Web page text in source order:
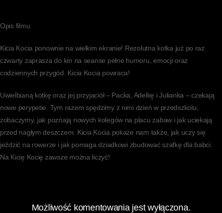
Opis filmu
Kicia Kocia ponownie na wielkim ekranie! Rezolutna kotka już po raz
czwarty zaprasza do kin na seanse pełne humoru, emocji oraz
codziennych przygód. Kicia Kocia powraca!
Uwielbianą kotkę oraz jej przyjaciół – Packa, Adelkę i Julianka – czekają
nowe perypetie. Tym razem spędzimy z nimi dzień w przedszkolu,
zobaczymy, jak poznają nowych kolegów na placu zabaw i jak uciekają
przed nagłym deszczem. Kicia Kocia pokaże nam także, jak uczy się
jeździć na rowerze i jak pomaga dziadkowi zbudować szafkę dla babci.
Na Kicię Kocię zawsze można liczyć!
Możliwość komentowania jest wyłączona.